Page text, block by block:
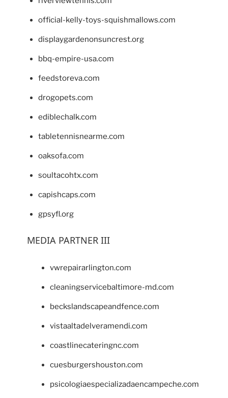
official-kelly-toys-squishmallows.com
displaygardenonsuncrest.org
bbq-empire-usa.com
feedstoreva.com
drogopets.com
ediblechalk.com
tabletennisnearme.com
oaksofa.com
soultacohtx.com
capishcaps.com
gpsyfl.org
MEDIA PARTNER III
vwrepairarlington.com
cleaningservicebaltimore-md.com
beckslandscapeandfence.com
vistaaltadelveramendi.com
coastlinecateringnc.com
cuesburgershouston.com
psicologiaespecializadaencampeche.com